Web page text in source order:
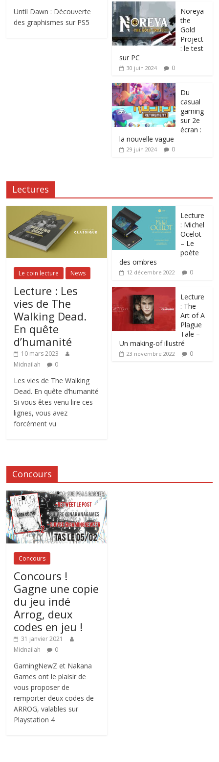
Until Dawn : Découverte
des graphismes sur PS5
Noreya
the
Gold
Project
: le test
sur PC
30 juin 2024 0
Du
casual
gaming
sur 2e
écran :
la nouvelle vague
29 juin 2024 0
Lectures
Le coin lecture News
Lecture : Les
vies de The
Walking Dead.
En quête
d’humanité
10 mars 2023
Midnailah
0
Les vies de The Walking
Dead. En quête d’humanité
Si vous êtes venu lire ces
lignes, vous avez
forcément vu
Lecture
: Michel
Ocelot
– Le
poète
des ombres
12 décembre 2022 0
Lecture
: The
Art of A
Plague
Tale –
Un making-of illustré
23 novembre 2022 0
Concours
Concours
Concours !
Gagne une copie
du jeu indé
Arrog, deux
codes en jeu !
31 janvier 2021
Midnailah
0
GamingNewZ et Nakana
Games ont le plaisir de
vous proposer de
remporter deux codes de
ARROG, valables sur
Playstation 4